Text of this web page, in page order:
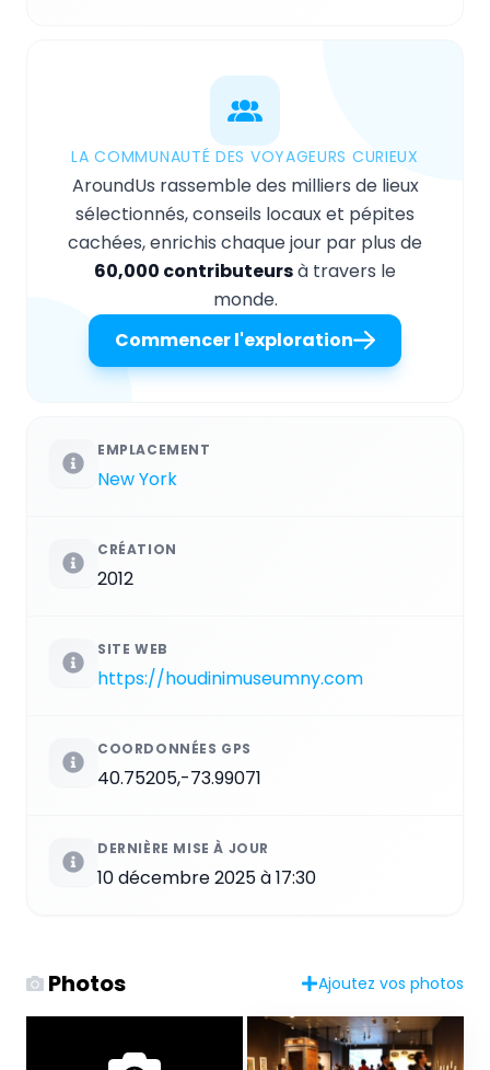
LA COMMUNAUTÉ DES VOYAGEURS CURIEUX
AroundUs rassemble des milliers de lieux
sélectionnés, conseils locaux et pépites
cachées, enrichis chaque jour par plus de
60,000 contributeursà travers le
monde.
Commencer l'exploration
EMPLACEMENT
New York
CRÉATION
2012
SITE WEB
https://houdinimuseumny.com
COORDONNÉES GPS
40.75205,-73.99071
DERNIÈRE MISE À JOUR
10 décembre 2025 à 17:30
Photos Ajoutez vos photos